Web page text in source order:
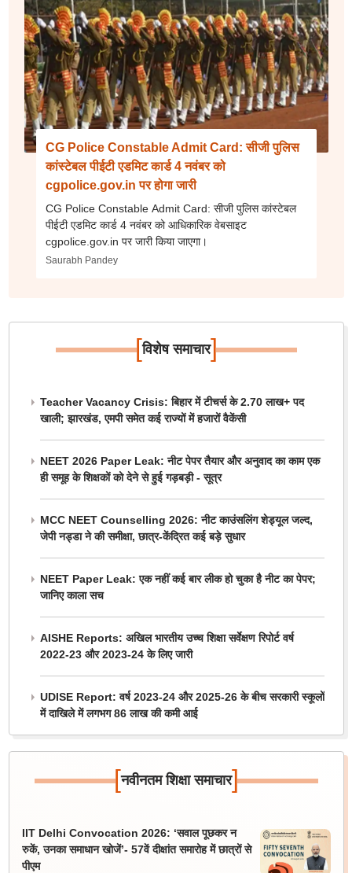
CG Police Constable Admit Card: सीजी पुलिस
कांस्टेबल पीईटी एडमिट कार्ड 4 नवंबर को
cgpolice.gov.in पर होगा जारी
CG Police Constable Admit Card: सीजी पुलिस कांस्टेबल
पीईटी एडमिट कार्ड 4 नवंबर को आधिकारिक वेबसाइट
cgpolice.gov.in पर जारी किया जाएगा।
Saurabh Pandey
[विशेष समाचार]
Teacher Vacancy Crisis: बिहार में टीचर्स के 2.70 लाख+ पद
खाली; झारखंड, एमपी समेत कई राज्यों में हजारों वैकेंसी
NEET 2026 Paper Leak: नीट पेपर तैयार और अनुवाद का काम एक
ही समूह के शिक्षकों को देने से हुई गड़बड़ी - सूत्र
MCC NEET Counselling 2026: नीट काउंसलिंग शेड्यूल जल्द,
जेपी नड्डा ने की समीक्षा, छात्र-केंद्रित कई बड़े सुधार
NEET Paper Leak: एक नहीं कई बार लीक हो चुका है नीट का पेपर;
जानिए काला सच
AISHE Reports: अखिल भारतीय उच्च शिक्षा सर्वेक्षण रिपोर्ट वर्ष
2022-23 और 2023-24 के लिए जारी
UDISE Report: वर्ष 2023-24 और 2025-26 के बीच सरकारी स्कूलों
में दाखिले में लगभग 86 लाख की कमी आई
[नवीनतम शिक्षा समाचार]
IIT Delhi Convocation 2026: ‘सवाल पूछकर न
रुकें, उनका समाधान खोजें’- 57वें दीक्षांत समारोह में छात्रों से
पीएम